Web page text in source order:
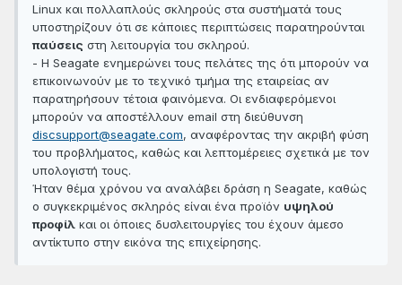
Linux και πολλαπλούς σκληρούς στα συστήματά τους
υποστηρίζουν ότι σε κάποιες περιπτώσεις παρατηρούνται
παύσεις στη λειτουργία του σκληρού.
- Η Seagate ενημερώνει τους πελάτες της ότι μπορούν να
επικοινωνούν με το τεχνικό τμήμα της εταιρείας αν
παρατηρήσουν τέτοια φαινόμενα. Οι ενδιαφερόμενοι
μπορούν να αποστέλλουν email στη διεύθυνση
discsupport@seagate.com, αναφέροντας την ακριβή φύση
του προβλήματος, καθώς και λεπτομέρειες σχετικά με τον
υπολογιστή τους.
Ήταν θέμα χρόνου να αναλάβει δράση η Seagate, καθώς
ο συγκεκριμένος σκληρός είναι ένα προϊόν υψηλού
προφίλ και οι όποιες δυσλειτουργίες του έχουν άμεσο
αντίκτυπο στην εικόνα της επιχείρησης.